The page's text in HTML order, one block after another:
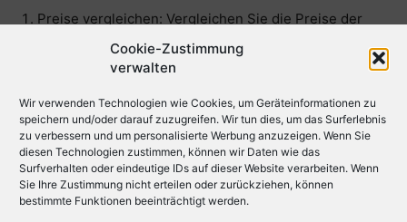
Cookie-Zustimmung
verwalten
Wir verwenden Technologien wie Cookies, um Geräteinformationen zu
speichern und/oder darauf zuzugreifen. Wir tun dies, um das Surferlebnis
zu verbessern und um personalisierte Werbung anzuzeigen. Wenn Sie
diesen Technologien zustimmen, können wir Daten wie das
Surfverhalten oder eindeutige IDs auf dieser Website verarbeiten. Wenn
Sie Ihre Zustimmung nicht erteilen oder zurückziehen, können
bestimmte Funktionen beeinträchtigt werden.
Preise vergleichen: Vergleichen Sie die Preise der
verschiedenen Autovermietungen am Airport
Straßburg. Nutzen Sie hierfür Online-
Check24, Rentalcars.com, Economybookings.com,
Discover Cars, Localrent.com, Getrentacar.com und
AutoEurope. Durch diese Plattformen haben Sie nicht
nur Zugriff auf Angebote von großen Vermietern wie
Hertz, Enterprise, Alamo, Avis, Buchbinder, Budget,